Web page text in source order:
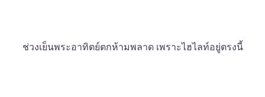
ช่วงเย็นพระอาทิตย์ตกห้ามพลาด เพราะไฮไลท์อยู่ตรงนี้